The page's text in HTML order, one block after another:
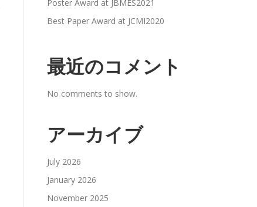
Poster Award at JBMES2021
Best Paper Award at JCMI2020
最近のコメント
No comments to show.
アーカイブ
July 2026
January 2026
November 2025